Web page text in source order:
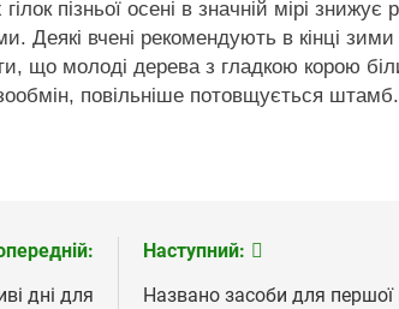
пізньої осені в значній мірі знижує
Деякі вчені рекомендують в кінці
що молоді дерева з гладкою корою
повільніше потовщується штамб.
дні для
Наступний:
Названо засоби для першої